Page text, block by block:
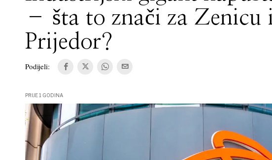
– šta to znači za Zenicu
Prijedor?
Podijeli:
PRIJE 1 GODINA